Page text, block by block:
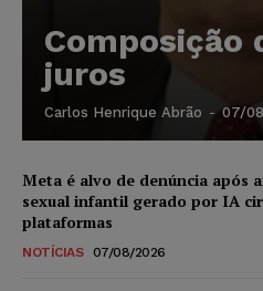
Composição
juros
Carlos Henrique Abrão - 07/
Meta é alvo de denúncia após
sexual infantil gerado por IA
plataformas
NOTÍCIAS 07/08/2026